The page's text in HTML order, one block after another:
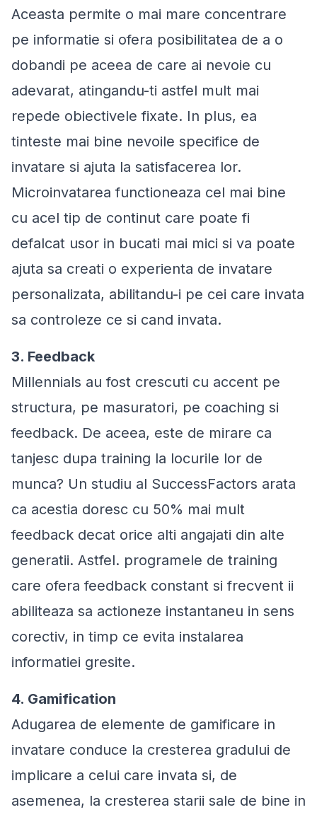
Aceasta permite o mai mare concentrare
pe informatie si ofera posibilitatea de a o
dobandi pe aceea de care ai nevoie cu
adevarat, atingandu-ti astfel mult mai
repede obiectivele fixate. In plus, ea
tinteste mai bine nevoile specifice de
invatare si ajuta la satisfacerea lor.
Microinvatarea functioneaza cel mai bine
cu acel tip de continut care poate fi
defalcat usor in bucati mai mici si va poate
ajuta sa creati o experienta de invatare
personalizata, abilitandu-i pe cei care invata
sa controleze ce si cand invata.
3. Feedback
Millennials au fost crescuti cu accent pe
structura, pe masuratori, pe coaching si
feedback. De aceea, este de mirare ca
tanjesc dupa training la locurile lor de
munca? Un studiu al SuccessFactors arata
ca acestia doresc cu 50% mai mult
feedback decat orice alti angajati din alte
generatii. Astfel. programele de training
care ofera feedback constant si frecvent ii
abiliteaza sa actioneze instantaneu in sens
corectiv, in timp ce evita instalarea
informatiei gresite.
4. Gamification
Adugarea de elemente de gamificare in
invatare conduce la cresterea gradului de
implicare a celui care invata si, de
asemenea, la cresterea starii sale de bine in